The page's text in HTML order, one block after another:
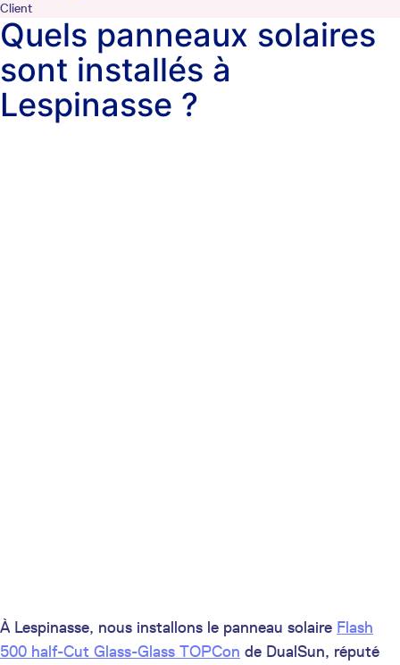
Client
Quels panneaux solaires
sont installés à
Lespinasse ?
À Lespinasse, nous installons le panneau solaire Flash
500 half-Cut Glass-Glass TOPCon de DualSun, réputé